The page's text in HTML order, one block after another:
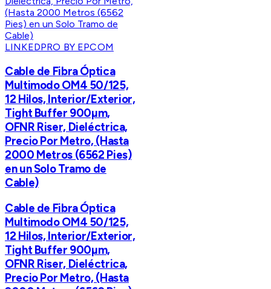
LINKEDPRO BY EPCOM
Cable de Fibra Óptica
Multimodo OM4 50/125,
12 Hilos, Interior/Exterior,
Tight Buffer 900µm,
OFNR Riser, Dieléctrica,
Precio Por Metro, (Hasta
2000 Metros (6562 Pies)
en un Solo Tramo de
Cable)
Cable de Fibra Óptica
Multimodo OM4 50/125,
12 Hilos, Interior/Exterior,
Tight Buffer 900µm,
OFNR Riser, Dieléctrica,
Precio Por Metro, (Hasta